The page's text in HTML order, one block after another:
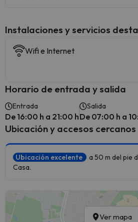
Instalaciones y servicios
Wifi e Internet
Horario de entrada y salida
Entrada
De 16:00 h a 21:00 h
Salida
De 07:00 h a
Ubicación y accesos cercanos
Ubicación excelente
a 50 m del pie
Casa.
Ver mapa